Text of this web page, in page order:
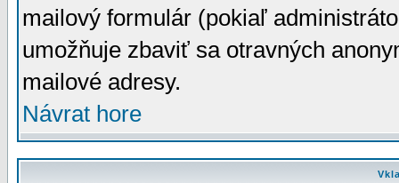
mailový formulár (pokiaľ
umožňuje zbaviť sa otravných
mailové adresy.
Návrat hore